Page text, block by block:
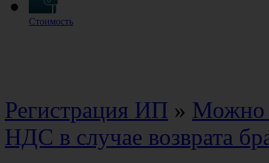
Стоимость
Регистрация ИП » Можно
НДС в случае возврата